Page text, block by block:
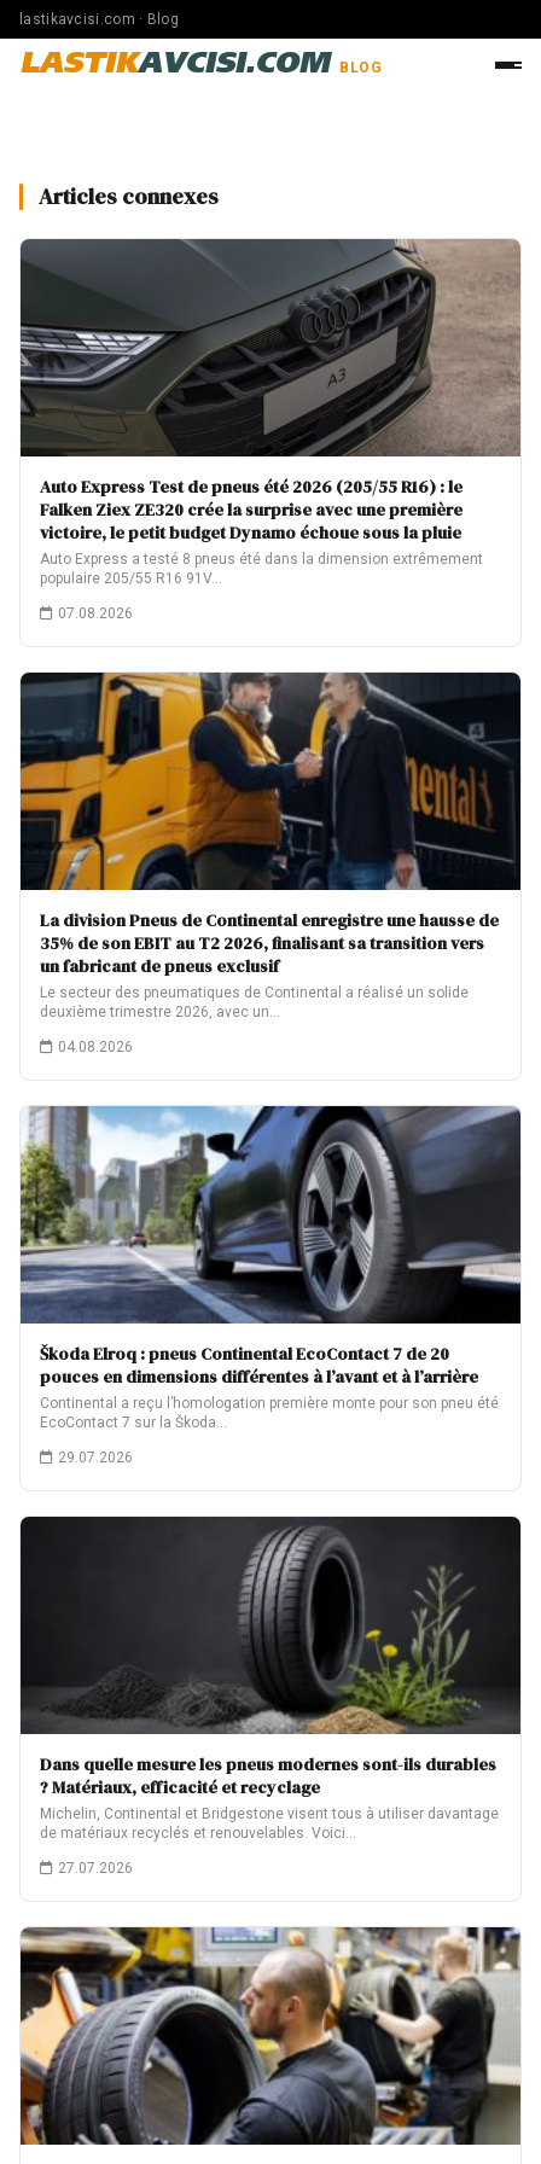
lastikavcisi.com · Blog
LASTIKAVCISI.COM BLOG
Articles connexes
Auto Express Test de pneus été 2026 (205/55 R16) : le
Falken Ziex ZE320 crée la surprise avec une première
victoire, le petit budget Dynamo échoue sous la pluie
Auto Express a testé 8 pneus été dans la dimension extrêmement
populaire 205/55 R16 91V…
07.08.2026
La division Pneus de Continental enregistre une hausse de
35% de son EBIT au T2 2026, finalisant sa transition vers
un fabricant de pneus exclusif
Le secteur des pneumatiques de Continental a réalisé un solide
deuxième trimestre 2026, avec un…
04.08.2026
Škoda Elroq : pneus Continental EcoContact 7 de 20
pouces en dimensions différentes à l’avant et à l’arrière
Continental a reçu l’homologation première monte pour son pneu été
EcoContact 7 sur la Škoda…
29.07.2026
Dans quelle mesure les pneus modernes sont-ils durables
? Matériaux, efficacité et recyclage
Michelin, Continental et Bridgestone visent tous à utiliser davantage
de matériaux recyclés et renouvelables. Voici…
27.07.2026